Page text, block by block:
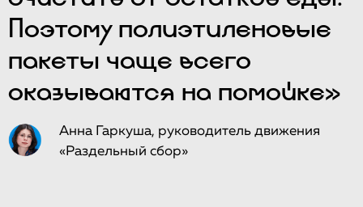
Поэтому полиэтиленовые
пакеты чаще всего
оказываются на помойке»
Анна Гаркуша, руководитель движения
«Раздельный сбор»